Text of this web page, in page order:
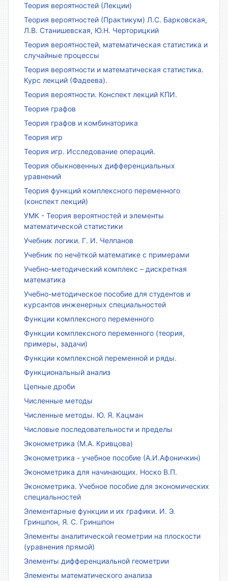
Теория вероятностей (Лекции)
Теория вероятностей (Практикум) Л.С. Барковская,
Л.В. Станишевская, Ю.Н. Черторицкий
Теория вероятностей, математическая статистика и
случайные процессы
Теория вероятности и математическая статистика.
Курс лекций (Фадеева).
Теория вероятности. Конспект лекций КПИ.
Теория графов
Теория графов и комбинаторика
Теория игр
Теория игр. Исследование операций.
Теория обыкновенных дифференциальных
уравнений
Теория функций комплексного переменного
(конспект лекций)
УМК - Теория вероятностей и элементы
математической статистики
Учебник логики. Г. И. Челпанов
Учебник по нечёткой математике с примерами
Учебно-методический комплекс – дискретная
математика
Учебно-методическое пособие для студентов и
курсантов инженерных специальностей
Функции комплексного переменного
Функции комплексного переменного (теория,
примеры, задачи)
Функции комплексной переменной и ряды.
Функциональный анализ
Цепные дроби
Численные методы
Численные методы. Ю. Я. Кацман
Числовые последовательности и пределы
Эконометрика (М.А. Кривцова)
Эконометрика - учебное пособие (А.И.Афоничкин)
Эконометрика для начинающих. Носко В.П.
Эконометрика. Учебное пособие для экономических
специальностей
Элементарные функции и их графики. И. Э.
Гриншпон, Я. С. Гриншпон
Элементы аналитической геометрии на плоскости
(уравнения прямой)
Элементы дифференциальной геометрии
Элементы математического анализа